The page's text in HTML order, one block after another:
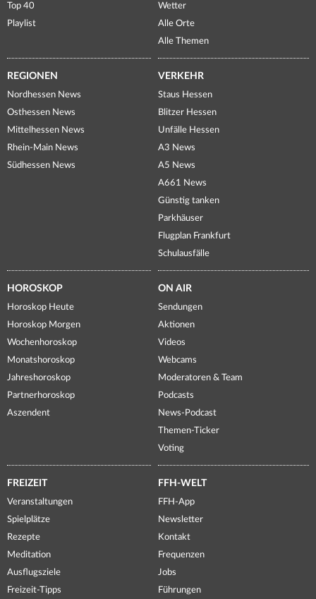
Top 40
Playlist
Wetter
Alle Orte
Alle Themen
REGIONEN
Nordhessen News
Osthessen News
Mittelhessen News
Rhein-Main News
Südhessen News
VERKEHR
Staus Hessen
Blitzer Hessen
Unfälle Hessen
A3 News
A5 News
A661 News
Günstig tanken
Parkhäuser
Flugplan Frankfurt
Schulausfälle
HOROSKOP
Horoskop Heute
Horoskop Morgen
Wochenhoroskop
Monatshoroskop
Jahreshoroskop
Partnerhoroskop
Aszendent
ON AIR
Sendungen
Aktionen
Videos
Webcams
Moderatoren & Team
Podcasts
News-Podcast
Themen-Ticker
Voting
FREIZEIT
Veranstaltungen
Spielplätze
Rezepte
Meditation
Ausflugsziele
Freizeit-Tipps
FFH-WELT
FFH-App
Newsletter
Kontakt
Frequenzen
Jobs
Führungen